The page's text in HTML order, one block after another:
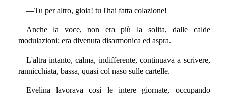
—Tu per altro, gioia! tu l'hai fatta colazione!
Anche la voce, non era più la solita, dalle calde
modulazioni; era divenuta disarmonica ed aspra.
L'altra intanto, calma, indifferente, continuava a scrivere,
rannicchiata, bassa, quasi col naso sulle cartelle.
Evelina lavorava così le intere giornate, occupando